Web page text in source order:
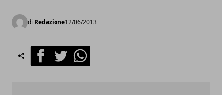
di Redazione12/06/2013
FacebookTwitterWhatsapp